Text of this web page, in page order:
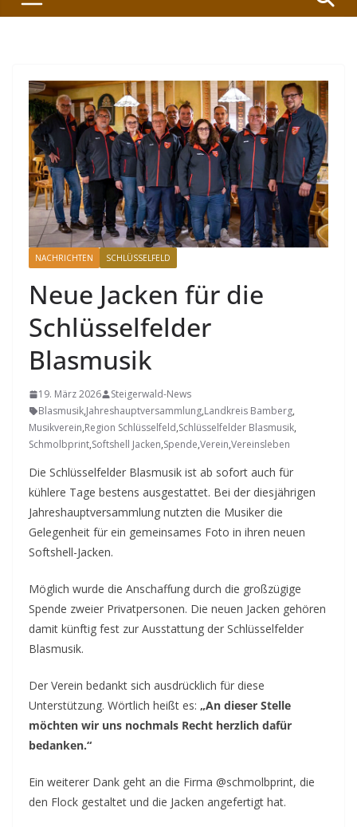
NACHRICHTEN SCHLÜSSELFELD
Neue Jacken für die
Schlüsselfelder
Blasmusik
19. März 2026
Steigerwald-News
Blasmusik,Jahreshauptversammlung,Landkreis Bamberg,
Musikverein,Region Schlüsselfeld,Schlüsselfelder Blasmusik,
Schmolbprint,Softshell Jacken,Spende,Verein,Vereinsleben
Die Schlüsselfelder Blasmusik ist ab sofort auch für
kühlere Tage bestens ausgestattet. Bei der diesjährigen
Jahreshauptversammlung nutzten die Musiker die
Gelegenheit für ein gemeinsames Foto in ihren neuen
Softshell-Jacken.
Möglich wurde die Anschaffung durch die großzügige
Spende zweier Privatpersonen. Die neuen Jacken gehören
damit künftig fest zur Ausstattung der Schlüsselfelder
Blasmusik.
Der Verein bedankt sich ausdrücklich für diese
Unterstützung. Wörtlich heißt es: „An dieser Stelle
möchten wir uns nochmals Recht herzlich dafür
bedanken.“
Ein weiterer Dank geht an die Firma @schmolbprint, die
den Flock gestaltet und die Jacken angefertigt hat.